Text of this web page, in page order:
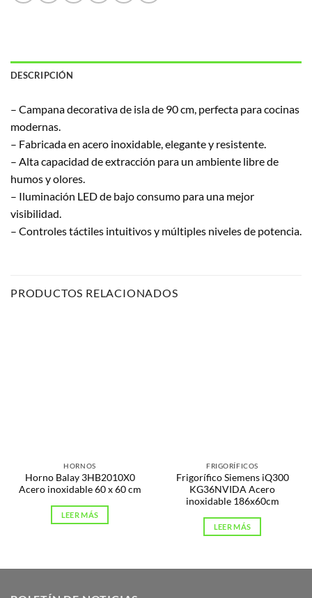
DESCRIPCIÓN
– Campana decorativa de isla de 90 cm, perfecta para cocinas
modernas.
– Fabricada en acero inoxidable, elegante y resistente.
– Alta capacidad de extracción para un ambiente libre de
humos y olores.
– Iluminación LED de bajo consumo para una mejor
visibilidad.
– Controles táctiles intuitivos y múltiples niveles de potencia.
PRODUCTOS RELACIONADOS
HORNOS
Horno Balay 3HB2010X0
Acero inoxidable 60 x 60 cm
LEER MÁS
FRIGORÍFICOS
Frigorífico Siemens iQ300
KG36NVIDA Acero
inoxidable 186x60cm
LEER MÁS